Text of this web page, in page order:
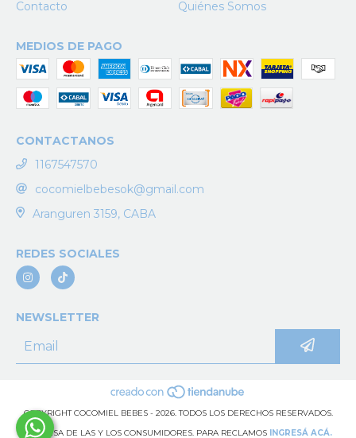
Contacto Quiénes Somos
MEDIOS DE PAGO
CONTACTANOS
1167547570
cocomielbebesok@gmail.com
Aranguren 3159, CABA
REDES SOCIALES
NEWSLETTER
COPYRIGHT COCOMIEL BEBES - 2026. TODOS LOS DERECHOS RESERVADOS.
DEFENSA DE LAS Y LOS CONSUMIDORES. PARA RECLAMOS INGRESÁ ACÁ.